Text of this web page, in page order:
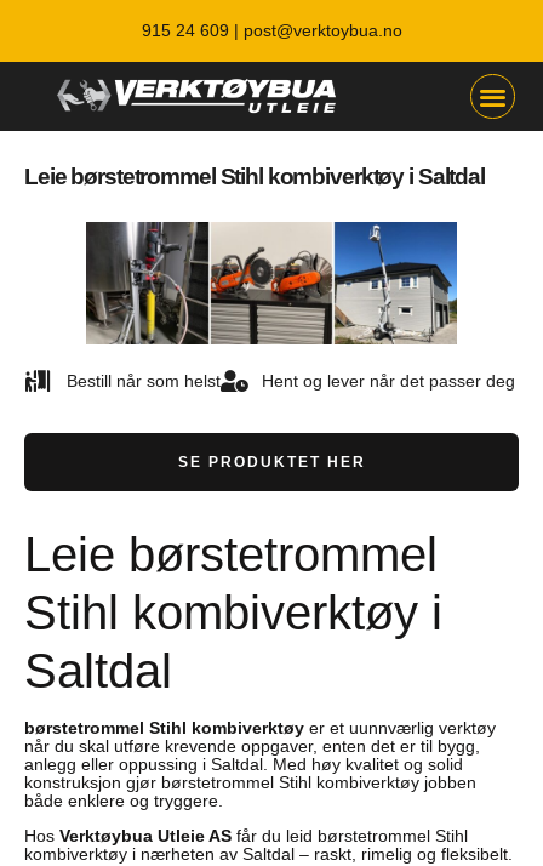
915 24 609 | post@verktoybua.no
Leie børstetrommel Stihl kombiverktøy i Saltdal
Bestill når som helst Hent og lever når det passer deg
SE PRODUKTET HER
Leie børstetrommel
Stihl kombiverktøy i
Saltdal
børstetrommel Stihl kombiverktøy er et uunnværlig verktøy
når du skal utføre krevende oppgaver, enten det er til bygg,
anlegg eller oppussing i Saltdal. Med høy kvalitet og solid
konstruksjon gjør børstetrommel Stihl kombiverktøy jobben
både enklere og tryggere.
Hos Verktøybua Utleie AS får du leid børstetrommel Stihl
kombiverktøy i nærheten av Saltdal – raskt, rimelig og fleksibelt.